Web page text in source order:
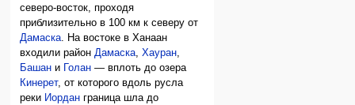
северо-восток, проходя
приблизительно в 100 км к северу от
Дамаска. На востоке в Ханаан
входили районДамаска,Хауран,
Башан и Голан — вплоть до озера
Кинерет, от которого вдоль русла
реки Иордан граница шла до